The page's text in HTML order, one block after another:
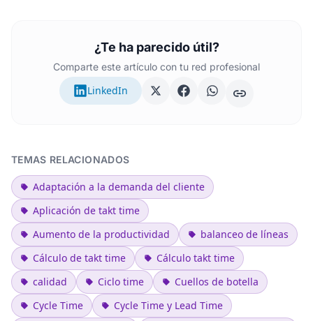
¿Te ha parecido útil?
Comparte este artículo con tu red profesional
LinkedIn
TEMAS RELACIONADOS
Adaptación a la demanda del cliente
Aplicación de takt time
Aumento de la productividad
balanceo de líneas
Cálculo de takt time
Cálculo takt time
calidad
Ciclo time
Cuellos de botella
Cycle Time
Cycle Time y Lead Time